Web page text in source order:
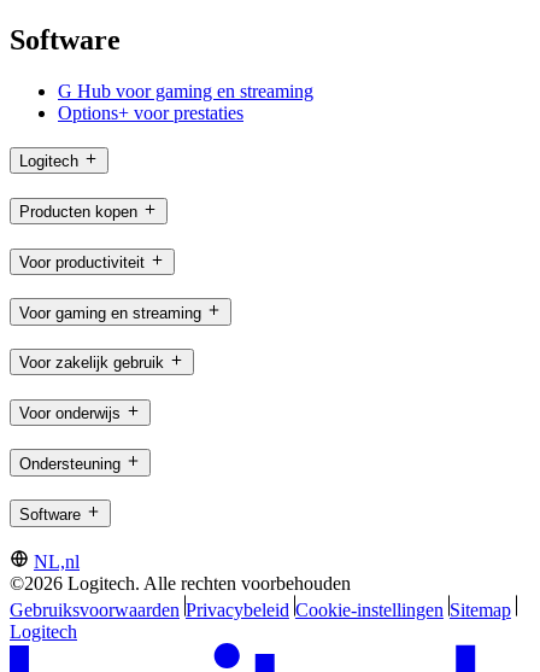
Software
G Hub voor gaming en streaming
Options+ voor prestaties
Logitech
Producten kopen
Voor productiviteit
Voor gaming en streaming
Voor zakelijk gebruik
Voor onderwijs
Ondersteuning
Software
NL,nl
©2026 Logitech. Alle rechten voorbehouden
Gebruiksvoorwaarden Privacybeleid Cookie-instellingen Sitemap
Logitech